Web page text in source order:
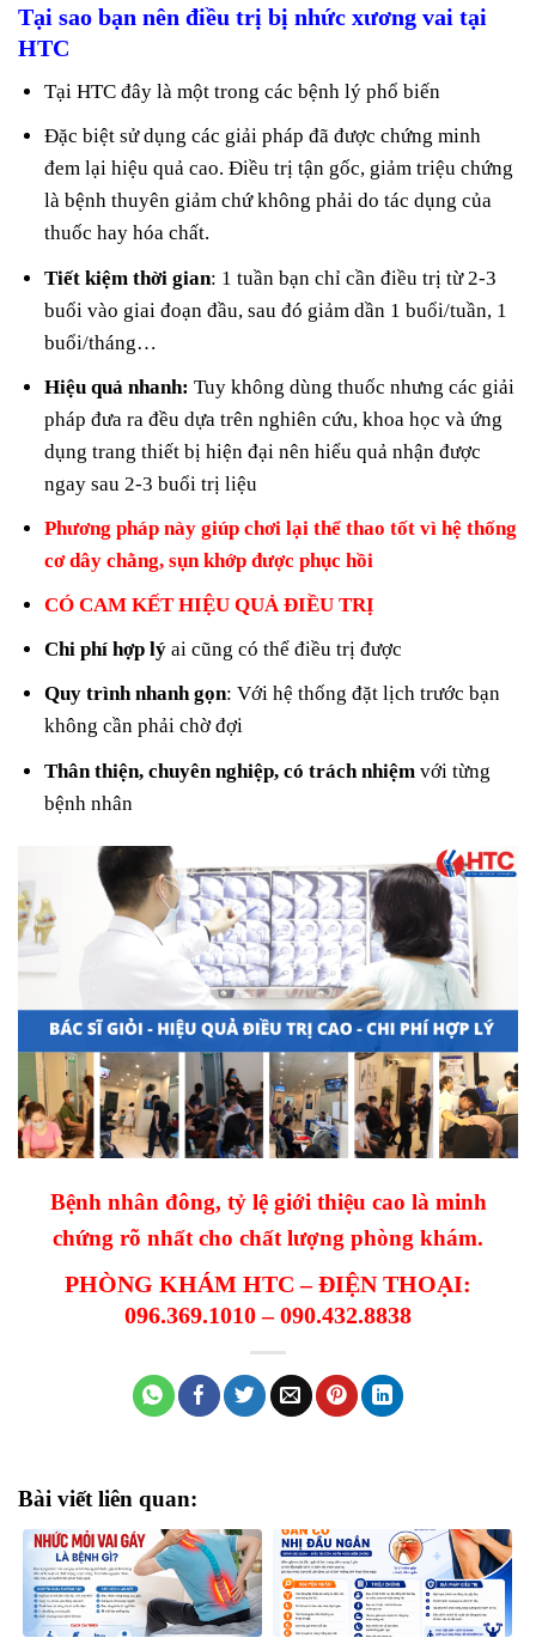
Tại sao bạn nên điều trị bị nhức xương vai tại
HTC
Tại HTC đây là một trong các bệnh lý phổ biến
Đặc biệt sử dụng các giải pháp đã được chứng minh
đem lại hiệu quả cao. Điều trị tận gốc, giảm triệu chứng
là bệnh thuyên giảm chứ không phải do tác dụng của
thuốc hay hóa chất.
Tiết kiệm thời gian: 1 tuần bạn chỉ cần điều trị từ 2-3
buổi vào giai đoạn đầu, sau đó giảm dần 1 buổi/tuần, 1
buổi/tháng…
Hiệu quả nhanh: Tuy không dùng thuốc nhưng các giải
pháp đưa ra đều dựa trên nghiên cứu, khoa học và ứng
dụng trang thiết bị hiện đại nên hiểu quả nhận được
ngay sau 2-3 buổi trị liệu
Phương pháp này giúp chơi lại thể thao tốt vì hệ thống
cơ dây chằng, sụn khớp được phục hồi
CÓ CAM KẾT HIỆU QUẢ ĐIỀU TRỊ
Chi phí hợp lý ai cũng có thể điều trị được
Quy trình nhanh gọn: Với hệ thống đặt lịch trước bạn
không cần phải chờ đợi
Thân thiện, chuyên nghiệp, có trách nhiệm với từng
bệnh nhân
Bệnh nhân đông, tỷ lệ giới thiệu cao là minh
chứng rõ nhất cho chất lượng phòng khám.
PHÒNG KHÁM HTC – ĐIỆN THOẠI:
096.369.1010 – 090.432.8838
Bài viết liên quan: